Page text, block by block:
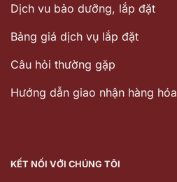
Dịch vu bảo dưỡng, lắp đặt
Bảng giá dịch vụ lắp đặt
Câu hỏi thường gặp
Hướng dẫn giao nhận hàng hóa
KẾT NỐI VỚI CHÚNG TÔI